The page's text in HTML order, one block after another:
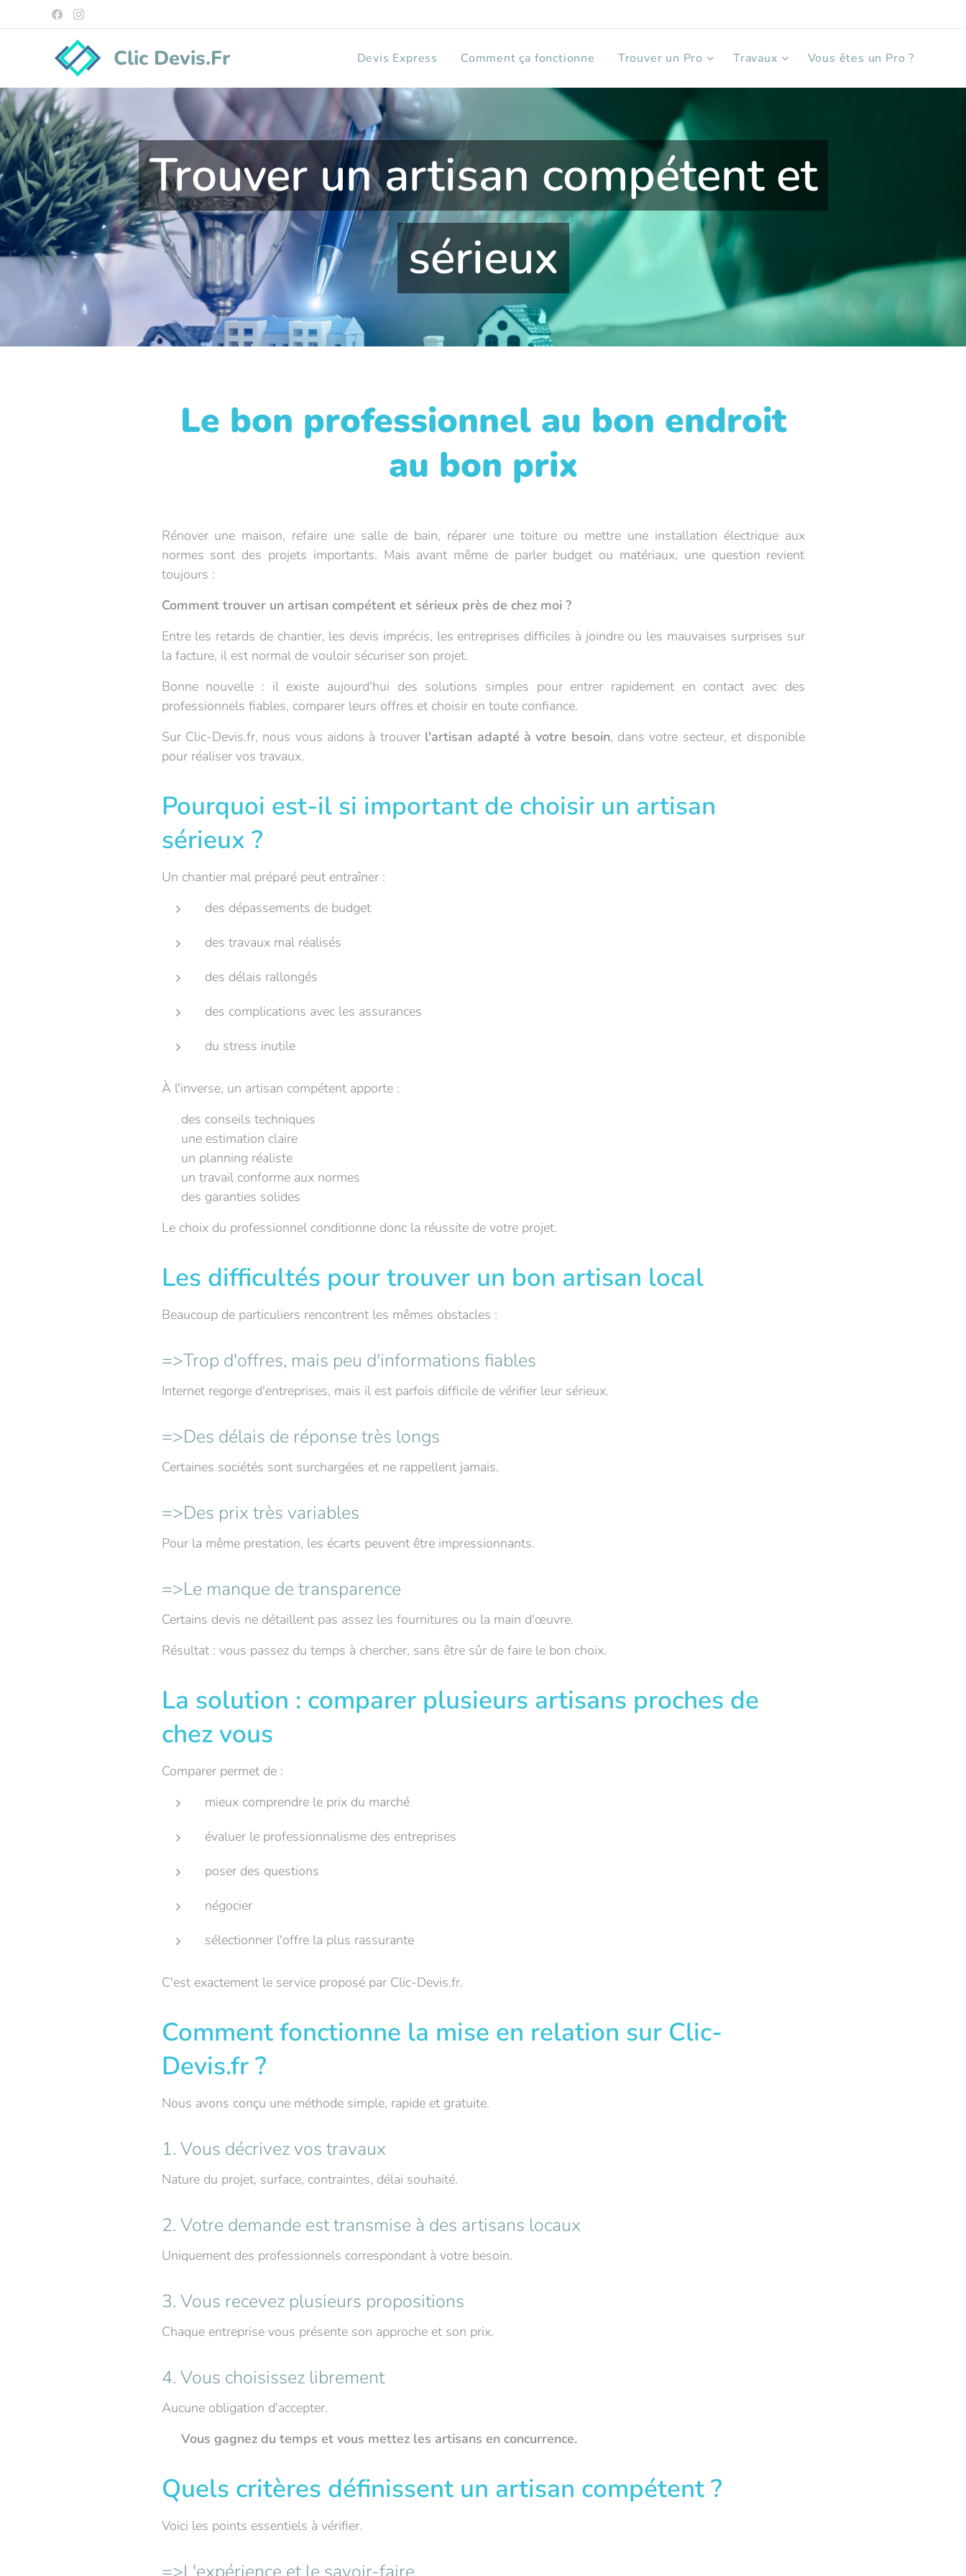
Clic Devis.Fr Devis Express Comment ça fonctionne Trouver un Pro Travaux Vous êtes un Pro ?
Trouver un artisan compétent et
sérieux
Le bon professionnel au bon endroit
au bon prix
Rénover une maison, refaire une salle de bain, réparer une toiture ou mettre une installation électrique aux
normes sont des projets importants. Mais avant même de parler budget ou matériaux, une question revient
toujours :
Comment trouver un artisan compétent et sérieux près de chez moi ?
Entre les retards de chantier, les devis imprécis, les entreprises difficiles à joindre ou les mauvaises surprises sur
la facture, il est normal de vouloir sécuriser son projet.
Bonne nouvelle : il existe aujourd'hui des solutions simples pour entrer rapidement en contact avec des
professionnels fiables, comparer leurs offres et choisir en toute confiance.
Sur Clic-Devis.fr, nous vous aidons à trouver l'artisan adapté à votre besoin, dans votre secteur, et disponible
pour réaliser vos travaux.
Pourquoi est-il si important de choisir un artisan
sérieux ?
Un chantier mal préparé peut entraîner :
des dépassements de budget
des travaux mal réalisés
des délais rallongés
des complications avec les assurances
du stress inutile
À l'inverse, un artisan compétent apporte :
✔ des conseils techniques
✔ une estimation claire
✔ un planning réaliste
✔ un travail conforme aux normes
✔ des garanties solides
Le choix du professionnel conditionne donc la réussite de votre projet.
Les difficultés pour trouver un bon artisan local
Beaucoup de particuliers rencontrent les mêmes obstacles :
=>Trop d'offres, mais peu d'informations fiables
Internet regorge d'entreprises, mais il est parfois difficile de vérifier leur sérieux.
=>Des délais de réponse très longs
Certaines sociétés sont surchargées et ne rappellent jamais.
=>Des prix très variables
Pour la même prestation, les écarts peuvent être impressionnants.
=>Le manque de transparence
Certains devis ne détaillent pas assez les fournitures ou la main d'œuvre.
Résultat : vous passez du temps à chercher, sans être sûr de faire le bon choix.
La solution : comparer plusieurs artisans proches de
chez vous
Comparer permet de :
mieux comprendre le prix du marché
évaluer le professionnalisme des entreprises
poser des questions
négocier
sélectionner l'offre la plus rassurante
C'est exactement le service proposé par Clic-Devis.fr.
Comment fonctionne la mise en relation sur Clic-
Devis.fr ?
Nous avons conçu une méthode simple, rapide et gratuite.
1. Vous décrivez vos travaux
Nature du projet, surface, contraintes, délai souhaité.
2. Votre demande est transmise à des artisans locaux
Uniquement des professionnels correspondant à votre besoin.
3. Vous recevez plusieurs propositions
Chaque entreprise vous présente son approche et son prix.
4. Vous choisissez librement
Aucune obligation d'accepter.
Vous gagnez du temps et vous mettez les artisans en concurrence.
Quels critères définissent un artisan compétent ?
Voici les points essentiels à vérifier.